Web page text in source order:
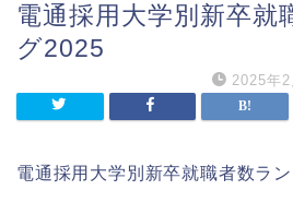
電通採用大学別新卒就
グ2025
2025年2
電通採用大学別新卒就職者数ラ